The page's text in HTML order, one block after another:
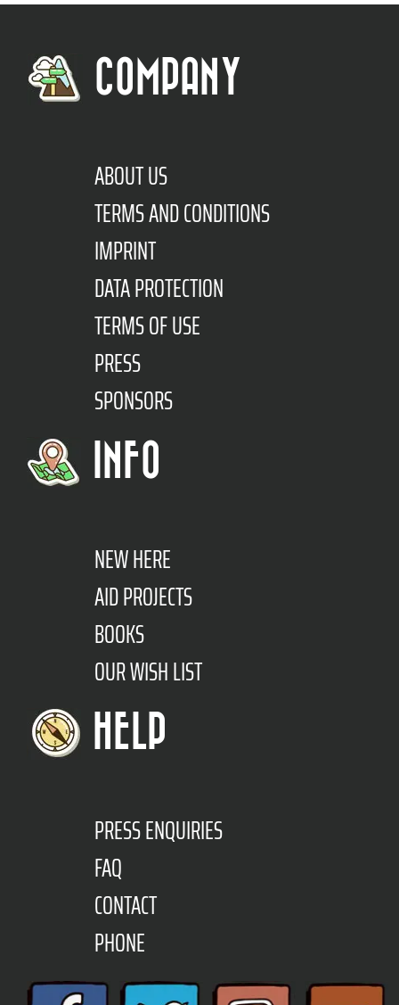
COMPANY
ABOUT US
TERMS AND CONDITIONS
IMPRINT
DATA PROTECTION
TERMS OF USE
PRESS
SPONSORS
INFO
NEW HERE
AID PROJECTS
BOOKS
OUR WISH LIST
HELP
PRESS ENQUIRIES
FAQ
CONTACT
PHONE